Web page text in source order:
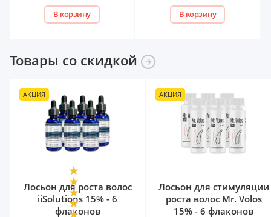
В корзину В корзину
Товары со скидкой
АКЦИЯ
Лосьон для роста волос
iiSolutions 15% - 6
флаконов
АКЦИЯ
Лосьон для стимуляции
роста волос Mr. Volos
15% - 6 флаконов